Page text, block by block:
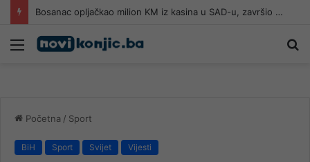
Bosanac opljačkao milion KM iz kasina u SAD-u, završio u zatvoru, a onda napisao svoju priču
Meni
Početna / Sport
BiH Sport Svijet Vijesti